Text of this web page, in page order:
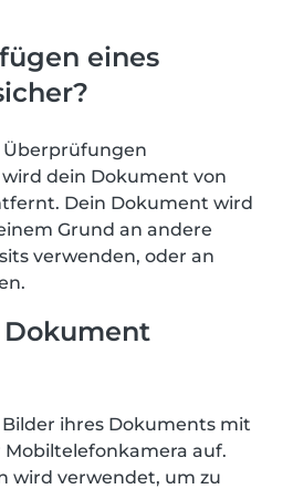
eines
Überprüfungen
dein Dokument von
Dein Dokument wird
Grund an andere
verwenden, oder an
ihres Dokuments mit
auf.
wird verwendet, um zu